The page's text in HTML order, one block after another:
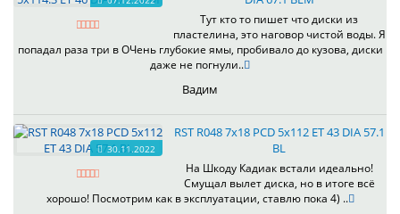
Тут кто то пишет что диски из
пластелина, это наговор чистой воды. Я
попадал раза три в ОЧень глубокие ямы, пробивало до кузова, диски
даже не погнули..
Вадим
30.11.2022
RST R048 7x18 PCD 5x112 ET 43 DIA 57.1
BL
На Шкоду Кадиак встали идеально!
Смущал вылет диска, но в итоге всё
хорошо! Посмотрим как в эксплуатации, ставлю пока 4) ..